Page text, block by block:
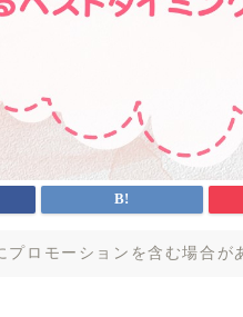
プロモーションを含む場合が